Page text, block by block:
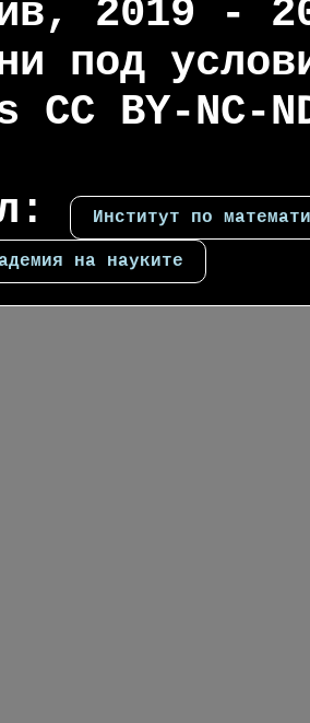
2019 -
под
CC BY-
Институт по
на науките